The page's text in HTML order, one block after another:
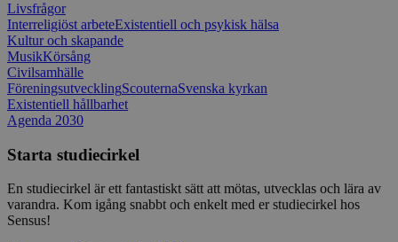
Livsfrågor
Interreligiöst arbeteExistentiell och psykisk hälsa
Kultur och skapande
MusikKörsång
Civilsamhälle
FöreningsutvecklingScouternaSvenska kyrkan
Existentiell hållbarhet
Agenda 2030
Starta studiecirkel
En studiecirkel är ett fantastiskt sätt att mötas, utvecklas och lära av
varandra. Kom igång snabbt och enkelt med er studiecirkel hos
Sensus!